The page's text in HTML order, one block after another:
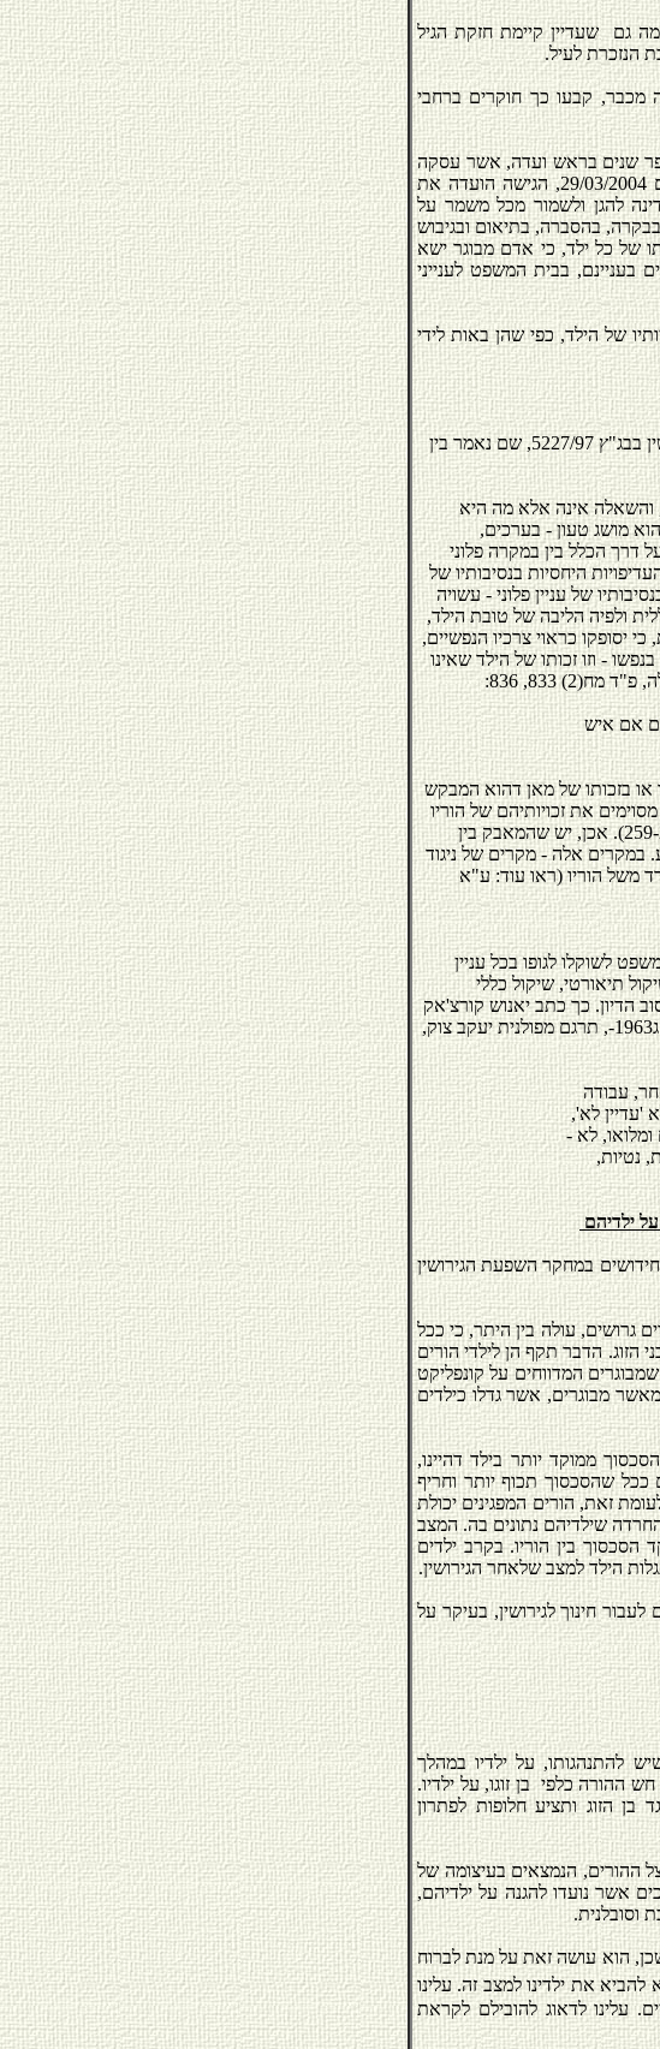
גם שעדיין קיימת חזקת הגיל
הנזכרת לעיל.
מכבר, קבעו כך חוקרים ברחבי
שנים בראש ועדה, אשר עסקה
בבחינת עקרונות היסוד בתחום זכויות הילד והמשפט ועיגונם בחקיקה. ביום 29/03/2004, הגישה הועדה את
להגן ולשמור מכל משמר על
בהסברה, בתיאום ובגיבוש
של כל ילד, כי אדם מבוגר ישא
בעניינם, בבית המשפט לענייני
של הילד, כפי שהן באות לידי
יפים לעניין עקרון טובת הילד דבריו של כבוד שופט בית המשפט העליון מ.חשין בבג"ץ 5227/97, שם נאמר בין
והשאלה אינה אלא מה היא
מושג טעון - בערכים,
דרך הכלל בין במקרה פלוני
היחסיות בנסיבותיו של
של עניין פלוני - עשויה
ולפיה הליבה של טובת הילד,
יסופקו כראוי צרכיו הנפשיים,
- וזו זכותו של הילד שאינו
אם איש
או בזכותו של מאן דהוא המבקש
את זכויותיהם של הוריו
(ראו עוד: פרשת פלונית, דנ"א 7015/94, 100-99; ע"א 2266/93 - פלוני, 259-254). אכן, יש שהמאבק בין
במקרים אלה - מקרים של ניגוד
משל הוריו (ראו עוד: ע"א
לשוקלו לגופו בכל עניין
תיאורטי, שיקול כללי
הדיון. כך כתב יאנוש קורצ'אק
בראשית המאה, בחיבורו כיצד לאהוב ילדים (הוצאת הקיבוץ המאוחד, תשכ"ג1963-, תרגם מפולנית יעקב צוק,
עבודה
לא',
לא -
נטיות,
ילדיהם
"חידושים במחקר השפעת הגירושין
גרושים, עולה בין היתר, כי ככל
הזוג. הדבר תקף הן לילדי הורים
המדווחים על קונפליקט
מאשר מבוגרים, אשר גדלו כילדים
ממוקד יותר בילד דהיינו,
שהסכסוך תכוף יותר וחריף
זאת, הורים המפגינים יכולת
שילדיהם נתונים בה. המצב
הסכסוך בין הוריו. בקרב ילדים
הילד למצב שלאחר הגירושין.
חינוך לגירושין, בעיקר על
להתנהגותו, על ילדיו במהלך
כלפי בן זוגו, על ילדיו.
הזוג ותציע חלופות לפתרון
ההורים, הנמצאים בעיצומה של
אשר נועדו להגנה על ילדיהם,
וסובלנית.
הוא עושה זאת על מנת לברוח
את ילדינו למצב זה. עלינו
עלינו לדאוג להובילם לקראת